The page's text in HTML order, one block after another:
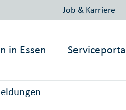
Job & Karriere
in Essen